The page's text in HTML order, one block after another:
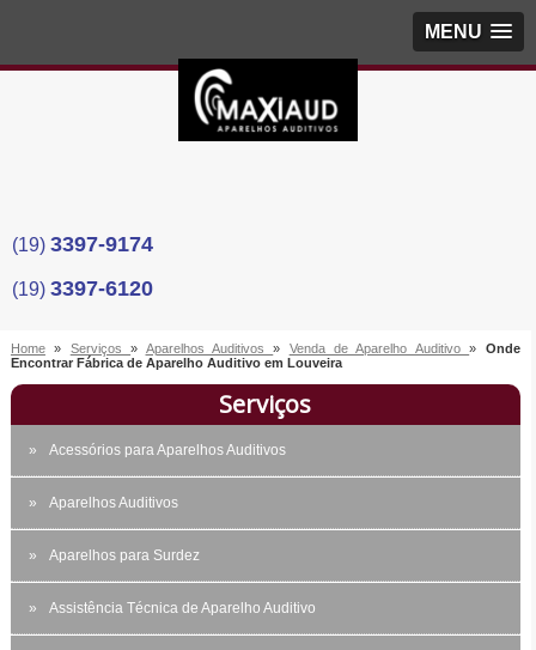
MENU
(19) 3397-9174
(19) 3397-6120
Home » Serviços» Aparelhos Auditivos» Venda de Aparelho Auditivo» Onde
Encontrar Fábrica de Aparelho Auditivo em Louveira
Serviços
Acessórios para Aparelhos Auditivos
Aparelhos Auditivos
Aparelhos para Surdez
Assistência Técnica de Aparelho Auditivo